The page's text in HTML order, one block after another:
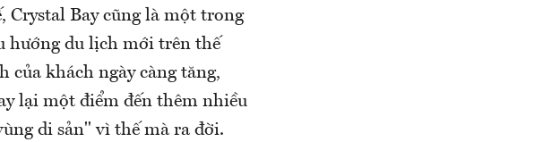
Crystal Bay cũng là một trong
hướng du lịch mới trên thế
của khách ngày càng tăng,
lại một điểm đến thêm nhiều
di sản" vì thế mà ra đời.